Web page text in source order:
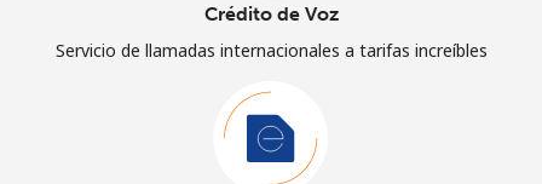
Crédito de Voz
Servicio de llamadas internacionales a tarifas increíbles